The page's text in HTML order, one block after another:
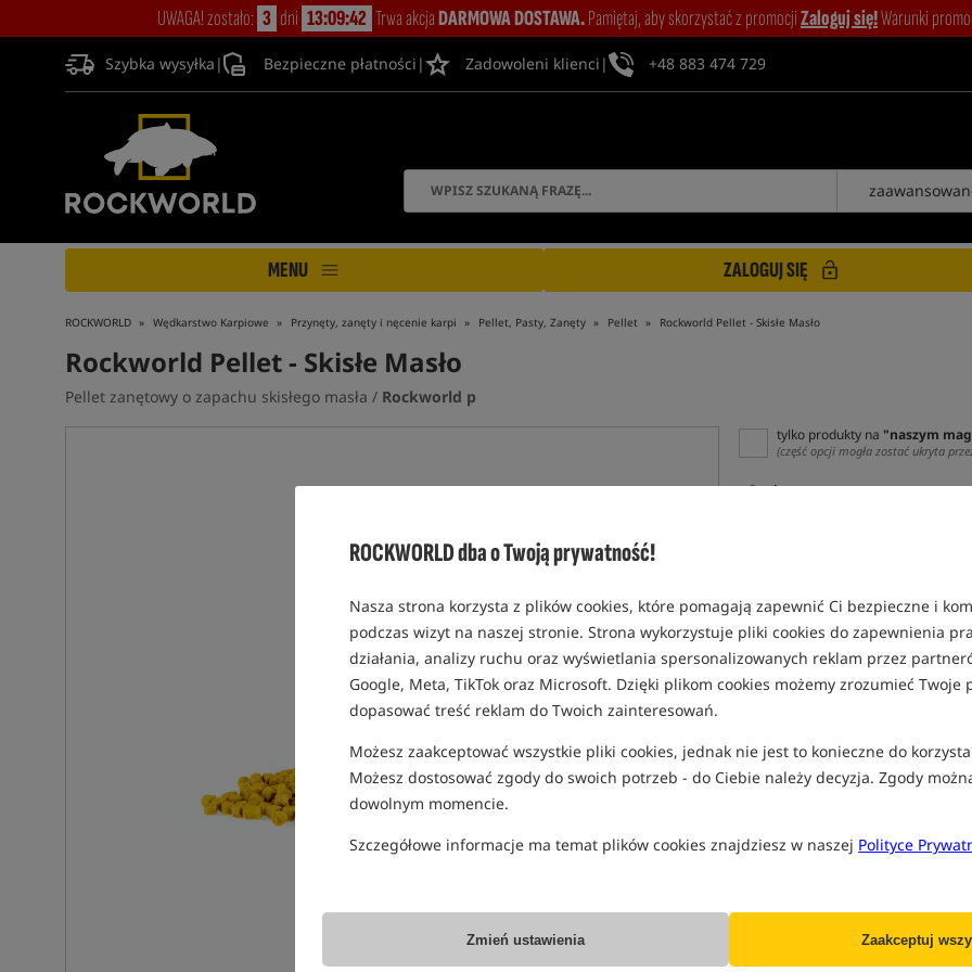
ROCKWORLD dba o Twoją prywatność!
Nasza strona korzysta z plików cookies, które pomagają zapewnić Ci bezpieczne i
podczas wizyt na naszej stronie. Strona wykorzystuje pliki cookies do zapewnienia
działania, analizy ruchu oraz wyświetlania spersonalizowanych reklam przez
Google, Meta, TikTok oraz Microsoft. Dzięki plikom cookies możemy zrozumieć Twoje
dopasować treść reklam do Twoich zainteresowań.
Możesz zaakceptować wszystkie pliki cookies, jednak nie jest to konieczne do
Możesz dostosować zgody do swoich potrzeb - do Ciebie należy decyzja. Zgody
dowolnym momencie.
Szczegółowe informacje ma temat plików cookies znajdziesz w naszej Polityce
Zmień ustawienia Zaakceptuj
UWAGA! zostało: 3 dni 13:09:42 Trwa akcjaDARMOWA DOSTAWA.Pamiętaj, aby skorzystać z promocjiZaloguj się!Warunki
Szybka wysyłka | Bezpieczne płatności | Zadowoleni klienci | +48 883 474 729
MENU ZALOGUJ SIĘ
ROCKWORLD Wędkarstwo Karpiowe Przynęty, zanęty i nęcenie karpi Pellet, Pasty, Zanęty Pellet Rockworld Pellet - Skisłe Masło
Rockworld Pellet- Skisłe Masło
Pellet zanętowy o zapachu skisłego masła / Rockworld p
tylko produkty na "naszym
(część opcji mogła zostać ukryta
Opcja
0,16
rozmiar 12mm / 1kg
0,16